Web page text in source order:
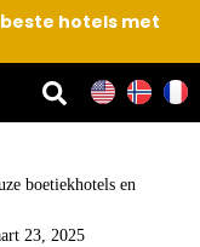
hotels met
boetiekhotels en
23, 2025